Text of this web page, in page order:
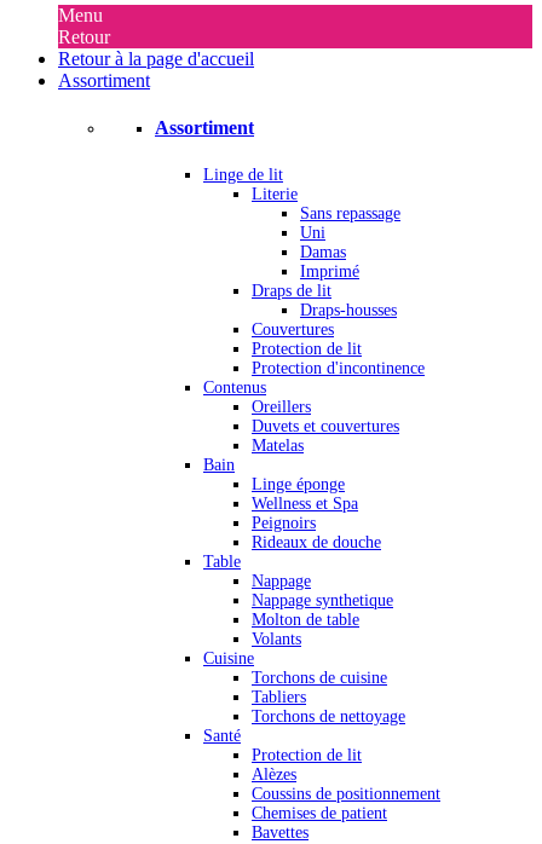
Menu
Retour
Retour à la page d'accueil
Assortiment
Assortiment
Linge de lit
Literie
Sans repassage
Uni
Damas
Imprimé
Draps de lit
Draps-housses
Couvertures
Protection de lit
Protection d'incontinence
Contenus
Oreillers
Duvets et couvertures
Matelas
Bain
Linge éponge
Wellness et Spa
Peignoirs
Rideaux de douche
Table
Nappage
Nappage synthetique
Molton de table
Volants
Cuisine
Torchons de cuisine
Tabliers
Torchons de nettoyage
Santé
Protection de lit
Alèzes
Coussins de positionnement
Chemises de patient
Bavettes